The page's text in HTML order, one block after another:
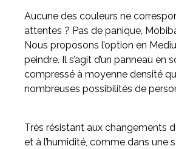
Aucune des couleurs ne
attentes ? Pas de panique,
Nous proposons l’option en
peindre. Il s’agit d’un panneau en
compressé à moyenne densité
nombreuses possibilités de
Très résistant aux changements
et à l’humidité, comme dans une